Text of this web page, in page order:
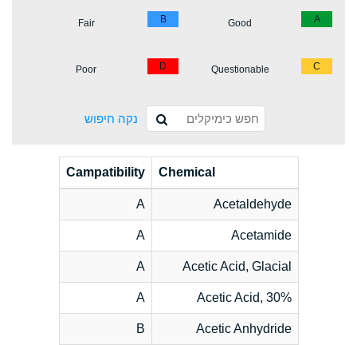
A
Good
B
Fair
C
Questionable
D
Poor
נקה חיפוש
Chemical
Campatibility
Acetaldehyde
A
Acetamide
A
Acetic Acid, Glacial
A
Acetic Acid, 30%
A
Acetic Anhydride
B